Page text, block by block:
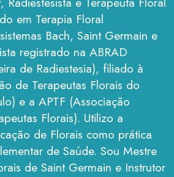
em Terapia Floral
Bach, Saint Germain e
registrado na ABRAD
de Radiestesia), filiado à
de Terapeutas Florais do
e a APTF (Associação
Florais). Utilizo a
de Florais como prática
de Saúde. Sou Mestre
de Saint Germain e Instrutor